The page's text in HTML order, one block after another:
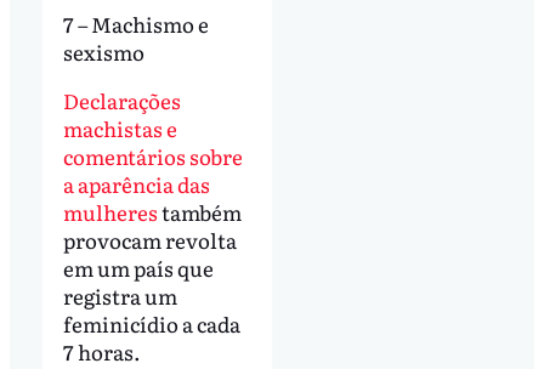
7 – Machismo e
sexismo
Declarações
machistas e
comentários sobre
a aparência das
mulherestambém
provocam revolta
em um país que
registra um
feminicídio a cada
7 horas.